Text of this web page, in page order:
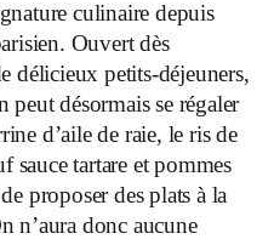
culinaire depuis
Ouvert dès
délicieux petits-déjeuners,
désormais se régaler
d’aile de raie, le ris de
tartare et pommes
proposer des plats à la
n’aura donc aucune